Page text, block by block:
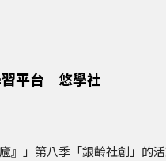
習平台─悠學社
」第八季「銀齡社創」的活